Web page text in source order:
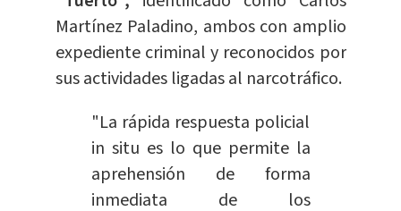
Martínez Paladino, ambos con amplio
expediente criminal y reconocidos por
sus actividades ligadas al narcotráfico.
"La rápida respuesta policial
in situ es lo que permite la
aprehensión de forma
inmediata de los